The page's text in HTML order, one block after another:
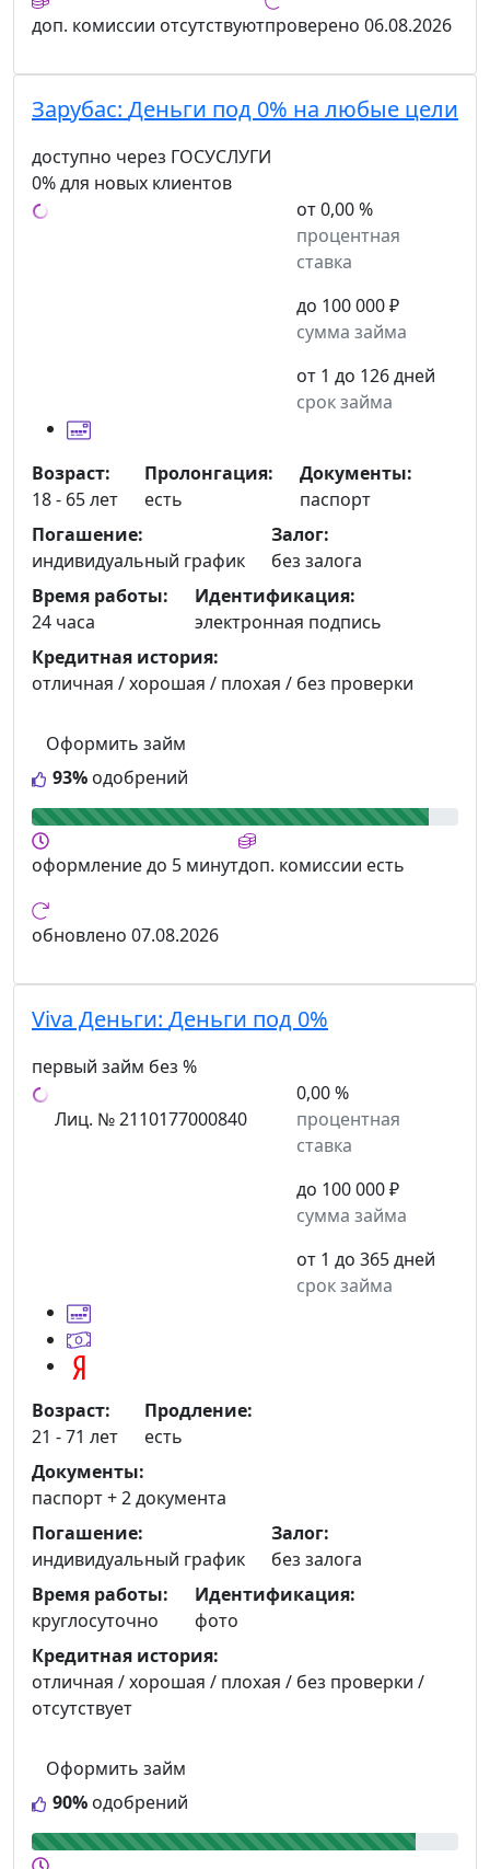
доп. комиссии отсутствуютпроверено 06.08.2026
Зарубас: Деньги под 0% на любые цели
доступно через ГОСУСЛУГИ
0% для новых клиентов
от 0,00 %
процентная
ставка
до 100 000 ₽
сумма займа
от 1 до 126 дней
срок займа
93% одобрений
Оформить займ
Возраст:
18 - 65 лет
Пролонгация:
есть
Документы:
паспорт
Погашение:
индивидуальный график
Залог:
без залога
Время работы:
24 часа
Идентификация:
электронная подпись
Кредитная история:
отличная / хорошая / плохая / без проверки
оформлениедо 5 минутдоп. комиссии есть
обновлено 07.08.2026
Viva Деньги: Деньги под 0%
первый займ без %
Лиц. № 2110177000840
0,00 %
процентная
ставка
до 100 000 ₽
сумма займа
от 1 до 365 дней
срок займа
90% одобрений
Оформить займ
Возраст:
21 - 71 лет
Продление:
есть
Документы:
паспорт +2 документа
Погашение:
индивидуальный график
Залог:
без залога
Время работы:
круглосуточно
Идентификация:
фото
Кредитная история:
отличная / хорошая / плохая / без проверки /
отсутствует